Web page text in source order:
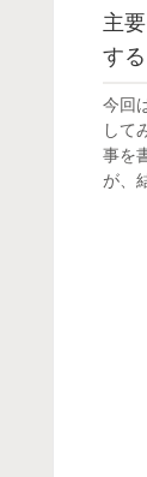
主
す
今回
して
事を
が、